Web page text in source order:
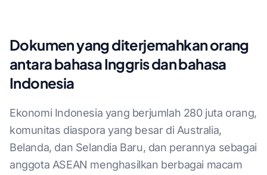
Dokumen yang diterjemahkan orang
antara bahasa Inggris dan bahasa
Indonesia
Ekonomi Indonesia yang berjumlah 280 juta orang,
komunitas diaspora yang besar di Australia,
Belanda, dan Selandia Baru, dan perannya sebagai
anggota ASEAN menghasilkan berbagai macam